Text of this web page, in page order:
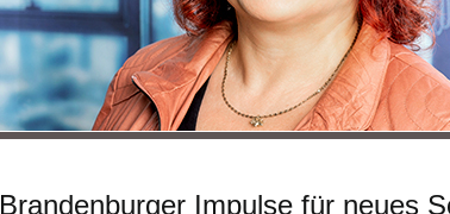
Brandenburger Impulse für neues